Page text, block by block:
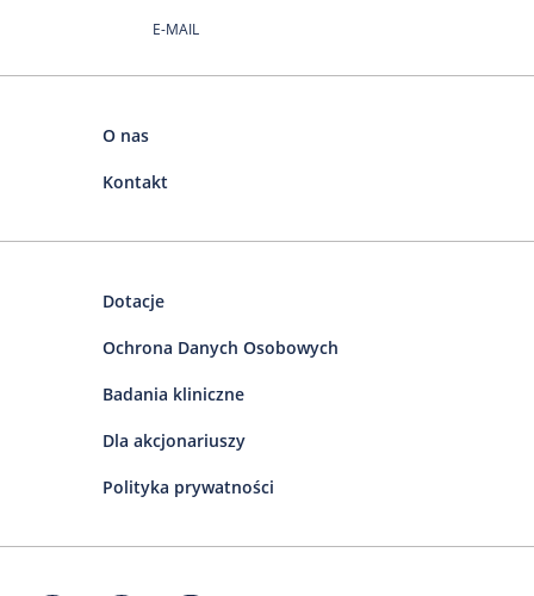
E-MAIL
O nas
Kontakt
Dotacje
Ochrona Danych Osobowych
Badania kliniczne
Dla akcjonariuszy
Polityka prywatności